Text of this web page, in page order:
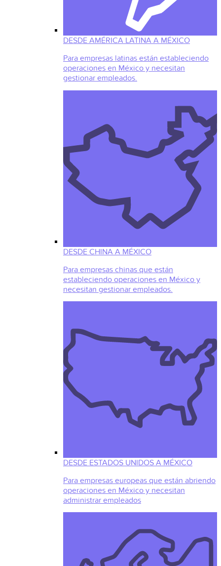
DESDE AMÉRICA LATINA A MÉXICO
Para empresas latinas están estableciendo
operaciones en México y necesitan
gestionar empleados.
DESDE CHINA A MÉXICO
Para empresas chinas que están
estableciendo operaciones en México y
necesitan gestionar empleados.
DESDE ESTADOS UNIDOS A MÉXICO
Para empresas europeas que están abriendo
operaciones en México y necesitan
administrar empleados